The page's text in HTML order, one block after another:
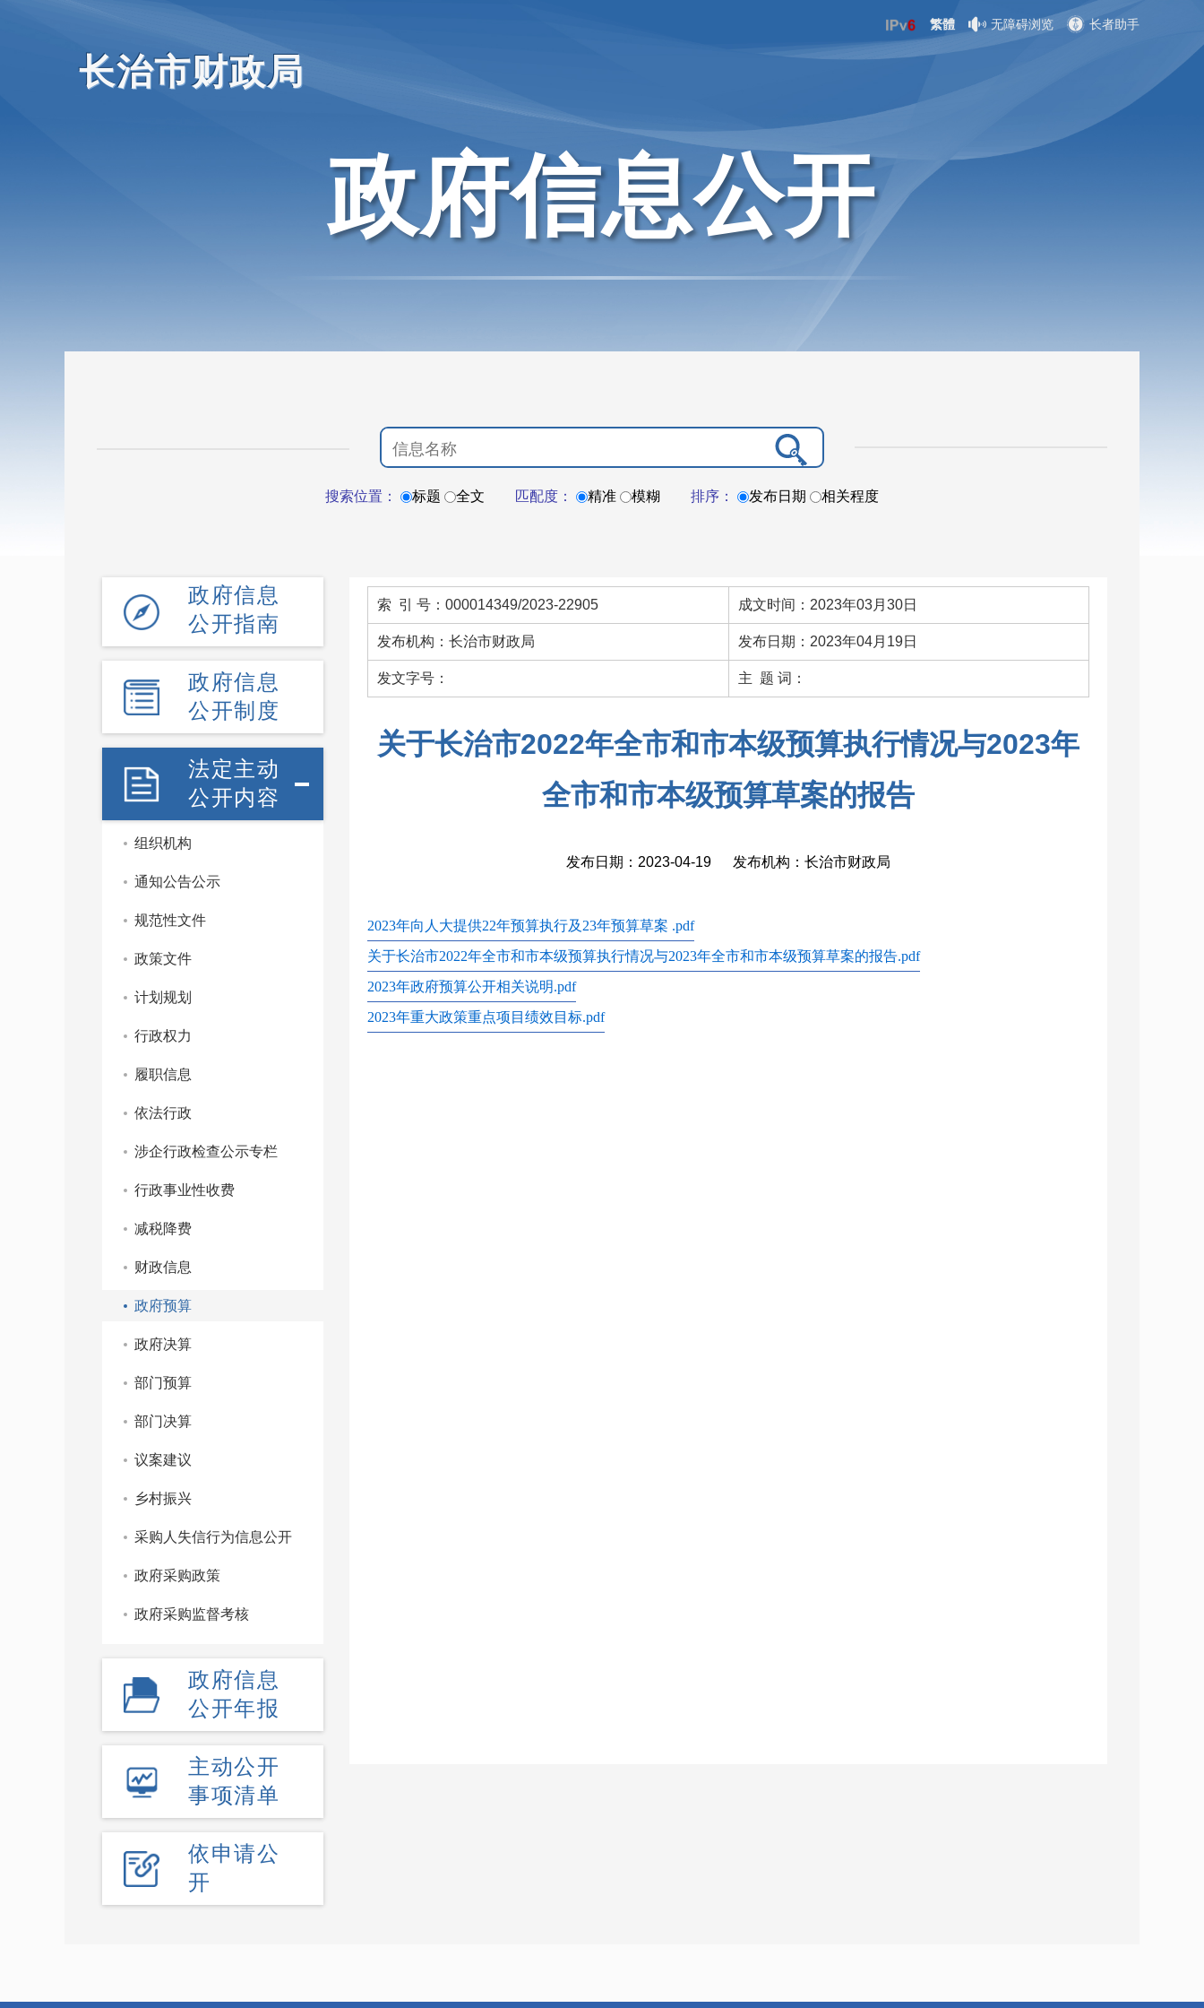
长治市财政局
繁體 无障碍浏览 长者助手
政府信息公开
搜索位置： 标题 全文 匹配度： 精准 模糊 排序： 发布日期 相关程度
政府信息
公开指南
政府信息
公开制度
法定主动
公开内容
组织机构
通知公告公示
规范性文件
政策文件
计划规划
行政权力
履职信息
依法行政
涉企行政检查公示专栏
行政事业性收费
减税降费
财政信息
政府预算
政府决算
部门预算
部门决算
议案建议
乡村振兴
采购人失信行为信息公开
政府采购政策
政府采购监督考核
政府信息
公开年报
主动公开
事项清单
依申请公
开
索 引 号：000014349/2023-22905 成文时间：2023年03月30日
发布机构：长治市财政局 发布日期：2023年04月19日
发文字号： 主 题 词：
关于长治市2022年全市和市本级预算执行情况与2023年
全市和市本级预算草案的报告
发布日期：2023-04-19 发布机构：长治市财政局
2023年向人大提供22年预算执行及23年预算草案 .pdf
关于长治市2022年全市和市本级预算执行情况与2023年全市和市本级预算草案的报告.pdf
2023年政府预算公开相关说明.pdf
2023年重大政策重点项目绩效目标.pdf